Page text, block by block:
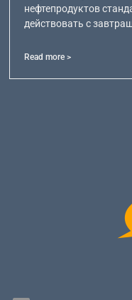
нефтепродуктов
действовать с
Read more >